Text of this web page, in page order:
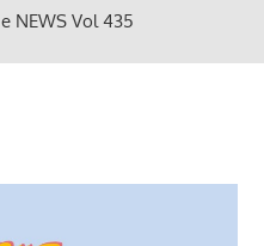
e NEWS Vol 435